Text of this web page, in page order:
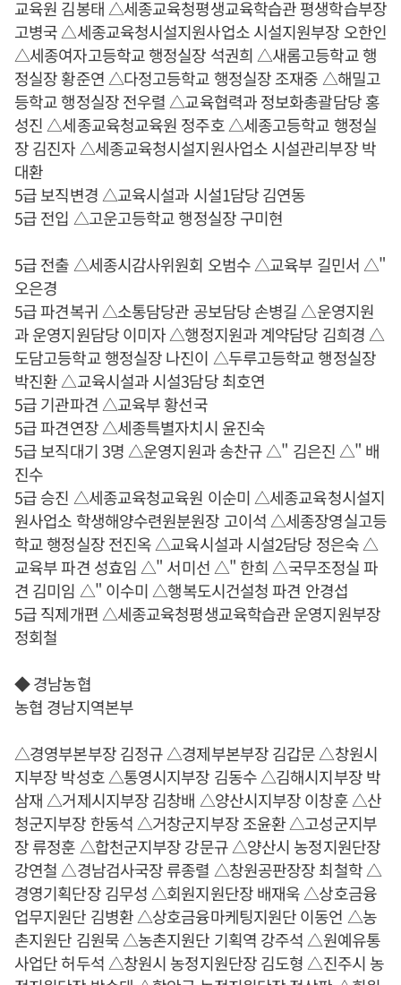
교육원 김봉태 △세종교육청평생교육학습관 평생학습부장
고병국 △세종교육청시설지원사업소 시설지원부장 오한인
△세종여자고등학교 행정실장 석권희 △새롬고등학교 행
정실장 황준연 △다정고등학교 행정실장 조재중 △해밀고
등학교 행정실장 전우렬 △교육협력과 정보화총괄담당 홍
성진 △세종교육청교육원 정주호 △세종고등학교 행정실
장 김진자 △세종교육청시설지원사업소 시설관리부장 박
대환
5급 보직변경 △교육시설과 시설1담당 김연동
5급 전입 △고운고등학교 행정실장 구미현
5급 전출 △세종시감사위원회 오범수 △교육부 길민서 △"
오은경
5급 파견복귀 △소통담당관 공보담당 손병길 △운영지원
과 운영지원담당 이미자 △행정지원과 계약담당 김희경 △
도담고등학교 행정실장 나진이 △두루고등학교 행정실장
박진환 △교육시설과 시설3담당 최호연
5급 기관파견 △교육부 황선국
5급 파견연장 △세종특별자치시 윤진숙
5급 보직대기 3명 △운영지원과 송찬규 △" 김은진 △" 배
진수
5급 승진 △세종교육청교육원 이순미 △세종교육청시설지
원사업소 학생해양수련원분원장 고이석 △세종장영실고등
학교 행정실장 전진옥 △교육시설과 시설2담당 정은숙 △
교육부 파견 성효임 △" 서미선 △" 한희 △국무조정실 파
견 김미임 △" 이수미 △행복도시건설청 파견 안경섭
5급 직제개편 △세종교육청평생교육학습관 운영지원부장
정회철
◆ 경남농협
농협 경남지역본부
△경영부본부장 김정규 △경제부본부장 김갑문 △창원시
지부장 박성호 △통영시지부장 김동수 △김해시지부장 박
삼재 △거제시지부장 김창배 △양산시지부장 이창훈 △산
청군지부장 한동석 △거창군지부장 조윤환 △고성군지부
장 류정훈 △합천군지부장 강문규 △양산시 농정지원단장
강연철 △경남검사국장 류종렬 △창원공판장장 최철학 △
경영기획단장 김무성 △회원지원단장 배재욱 △상호금융
업무지원단 김병환 △상호금융마케팅지원단 이동언 △농
촌지원단 김원묵 △농촌지원단 기획역 강주석 △원예유통
사업단 허두석 △창원시 농정지원단장 김도형 △진주시 농